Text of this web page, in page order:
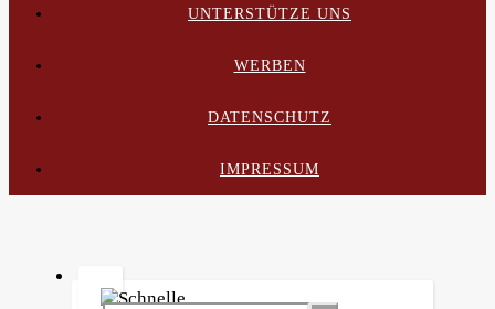
UNTERSTÜTZE UNS
WERBEN
DATENSCHUTZ
IMPRESSUM